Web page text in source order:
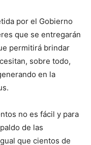
por el Gobierno
que se entregarán
permitirá brindar
sobre todo,
en la
no es fácil y para
de las
que cientos de